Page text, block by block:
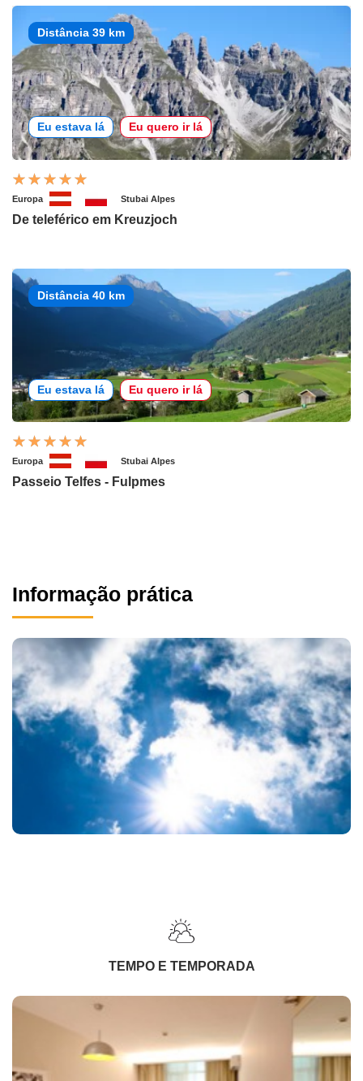
Distância 39 km
Eu estava lá Eu quero ir lá
Europa Stubai Alpes
De teleférico em Kreuzjoch
Distância 40 km
Eu estava lá Eu quero ir lá
Europa Stubai Alpes
Passeio Telfes - Fulpmes
Informação prática
TEMPO E TEMPORADA